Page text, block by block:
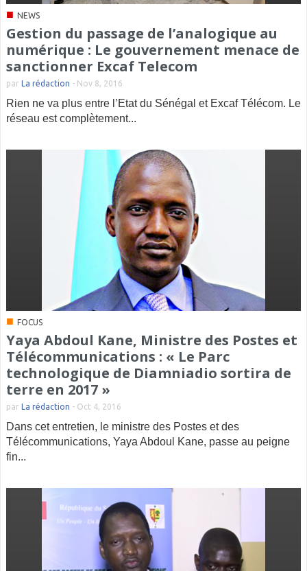
■ NEWS
Gestion du passage de l’analogique au
numérique : Le gouvernement menace de
sanctionner Excaf Telecom
par La rédaction - Nov 8, 2016
Rien ne va plus entre l’Etat du Sénégal et Excaf Télécom. Le
réseau est complètement...
■ FOCUS
Yaya Abdoul Kane, Ministre des Postes et
Télécommunications : « Le Parc
technologique de Diamniadio sortira de
terre en 2017 »
par La rédaction - Oct 4, 2016
Dans cet entretien, le ministre des Postes et des
Télécommunications, Yaya Abdoul Kane, passe au peigne
fin...